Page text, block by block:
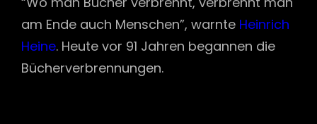
am Ende auch Menschen”, warnte Heinrich
Heine. Heute vor 91 Jahren begannen die
Bücherverbrennungen.